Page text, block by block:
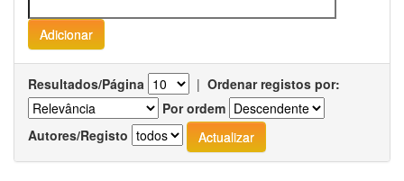
Resultados/Página | Ordenar registos por:
Por ordem
Autores/Registo